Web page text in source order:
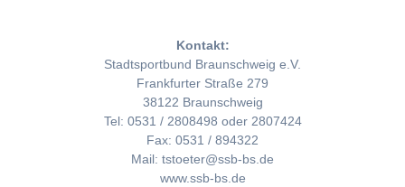
Kontakt:
Stadtsportbund Braunschweig e.V.
Frankfurter Straße 279
38122 Braunschweig
Tel: 0531 / 2808498 oder 2807424
Fax: 0531 / 894322
Mail: tstoeter@ssb-bs.de
www.ssb-bs.de